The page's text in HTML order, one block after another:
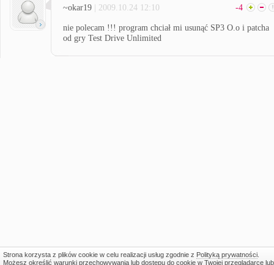
~okar19 | 2009.10.24 12:10 -4
nie polecam !!! program chciał mi usunąć SP3 O.o i patcha
od gry Test Drive Unlimited
Strona korzysta z plików cookie w celu realizacji usług zgodnie z Polityką prywatności.
Możesz określić warunki przechowywania lub dostępu do cookie w Twojej przeglądarce lub